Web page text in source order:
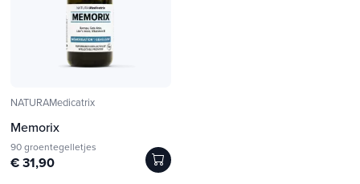
NATURAMedicatrix
Memorix
90 groentegelletjes
€ 31,90